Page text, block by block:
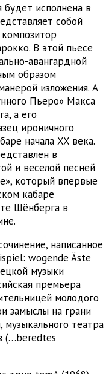
исполнена в
собой
В этой пьесе
авангардной
образом
изложения. А
Пьеро» Макса
а его
ироничного
начала XX века.
в
и веселой песней
который впервые
кабаре
Шёнберга в
написанное
wogende Äste
музыки
премьера
молодого
замыслы на грани
музыкального театра
(…beredtes